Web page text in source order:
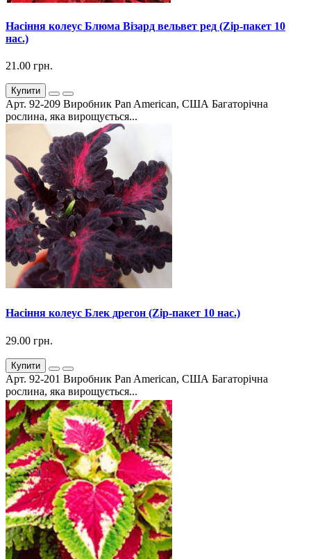
Насіння колеус Блюма Візард вельвет ред (Zip-пакет 10
нас.)
21.00 грн.
Купити
Арт. 92-209 Виробник Pan American, США Багаторічна
рослина, яка вирощується...
Насіння колеус Блек дрегон (Zip-пакет 10 нас.)
29.00 грн.
Купити
Арт. 92-201 Виробник Pan American, США Багаторічна
рослина, яка вирощується...